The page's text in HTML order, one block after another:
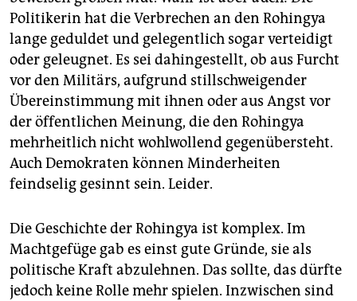
Politikerin hat die Verbrechen an den Rohingya
lange geduldet und gelegentlich sogar verteidigt
oder geleugnet. Es sei dahingestellt, ob aus Furcht
vor den Militärs, aufgrund stillschweigender
Übereinstimmung mit ihnen oder aus Angst vor
der öffentlichen Meinung, die den Rohingya
mehrheitlich nicht wohlwollend gegenübersteht.
Auch Demokraten können Minderheiten
feindselig gesinnt sein. Leider.
Die Geschichte der Rohingya ist komplex. Im
Machtgefüge gab es einst gute Gründe, sie als
politische Kraft abzulehnen. Das sollte, das dürfte
jedoch keine Rolle mehr spielen. Inzwischen sind